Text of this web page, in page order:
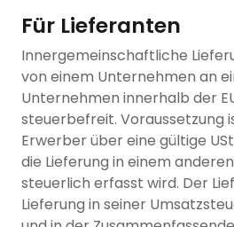
Für Lieferanten
Innergemeinschaftliche
von einem Unternehmen an
Unternehmen innerhalb der
steuerbefreit. Voraussetzung
Erwerber über eine gültige
die Lieferung in einem
steuerlich erfasst wird. Der
Lieferung in seiner